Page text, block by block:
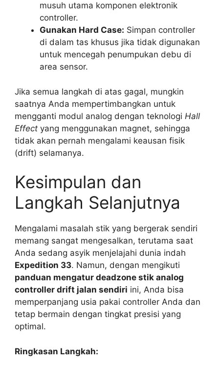
musuh utama komponen elektronik
controller.
Gunakan Hard Case: Simpan controller
di dalam tas khusus jika tidak digunakan
untuk mencegah penumpukan debu di
area sensor.
Jika semua langkah di atas gagal, mungkin
saatnya Anda mempertimbangkan untuk
mengganti modul analog dengan teknologi Hall
Effect yang menggunakan magnet, sehingga
tidak akan pernah mengalami keausan fisik
(drift) selamanya.
Kesimpulan dan
Langkah Selanjutnya
Mengalami masalah stik yang bergerak sendiri
memang sangat mengesalkan, terutama saat
Anda sedang asyik menjelajahi dunia indah
Expedition 33. Namun, dengan mengikuti
panduan mengatur deadzone stik analog
controller drift jalan sendiri ini, Anda bisa
memperpanjang usia pakai controller Anda dan
tetap bermain dengan tingkat presisi yang
optimal.
Ringkasan Langkah: